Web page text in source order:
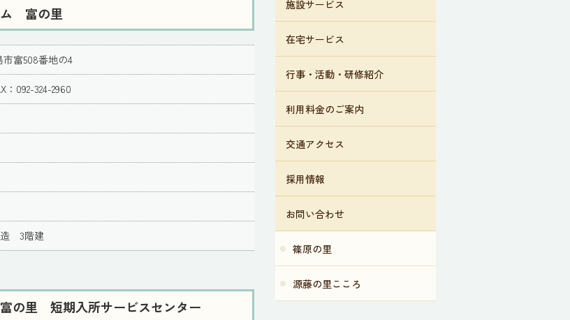
富の里
富508番地の4
092-324-2960
造 3階建
の里 短期入所サービスセンター
施設サービス
在宅サービス
行事・活動・研修紹介
利用料金のご案内
交通アクセス
採用情報
お問い合わせ
篠原の里
源藤の里こころ